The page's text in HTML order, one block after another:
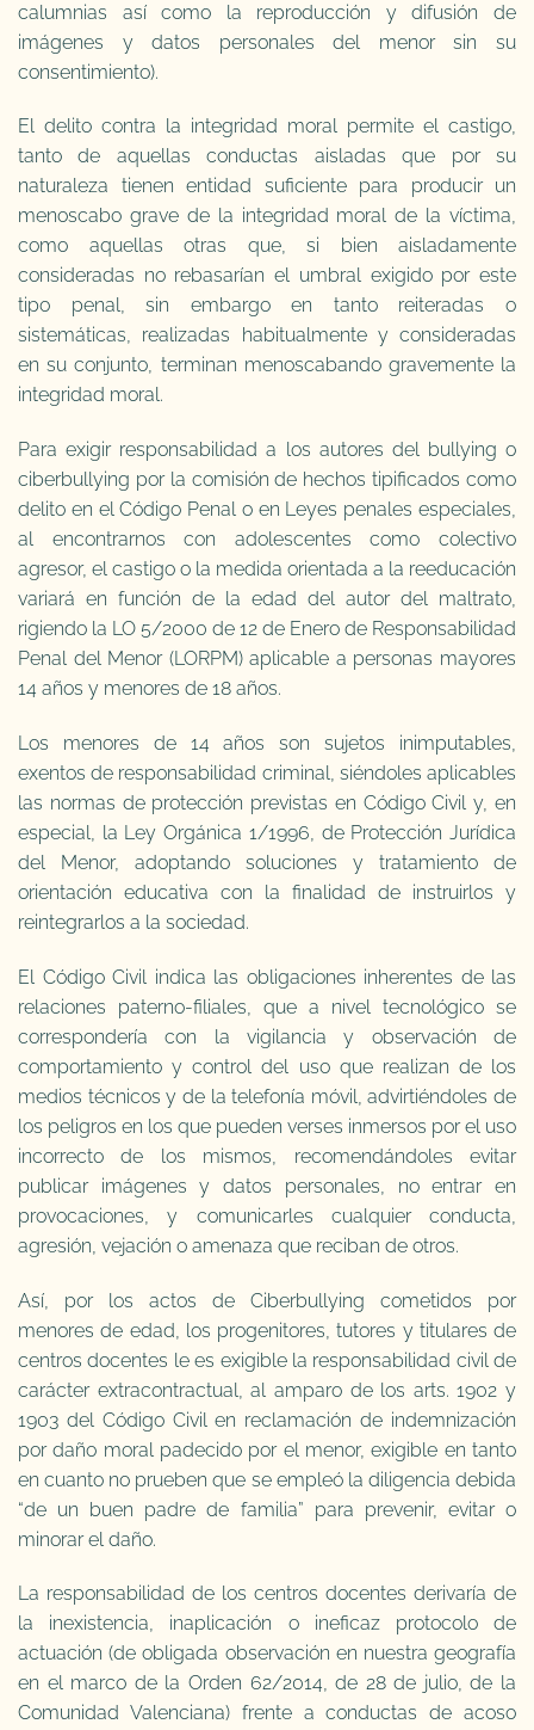
calumnias así como la reproducción y difusión de
imágenes y datos personales del menor sin su
consentimiento).
El delito contra la integridad moral permite el castigo,
tanto de aquellas conductas aisladas que por su
naturaleza tienen entidad suficiente para producir un
menoscabo grave de la integridad moral de la víctima,
como aquellas otras que, si bien aisladamente
consideradas no rebasarían el umbral exigido por este
tipo penal, sin embargo en tanto reiteradas o
sistemáticas, realizadas habitualmente y consideradas
en su conjunto, terminan menoscabando gravemente la
integridad moral.
Para exigir responsabilidad a los autores del bullying o
ciberbullying por la comisión de hechos tipificados como
delito en el Código Penal o en Leyes penales especiales,
al encontrarnos con adolescentes como colectivo
agresor, el castigo o la medida orientada a la reeducación
variará en función de la edad del autor del maltrato,
rigiendo la LO 5/2000 de 12 de Enero de Responsabilidad
Penal del Menor (LORPM) aplicable a personas mayores
14 años y menores de 18 años.
Los menores de 14 años son sujetos inimputables,
exentos de responsabilidad criminal, siéndoles aplicables
las normas de protección previstas en Código Civil y, en
especial, la Ley Orgánica 1/1996, de Protección Jurídica
del Menor, adoptando soluciones y tratamiento de
orientación educativa con la finalidad de instruirlos y
reintegrarlos a la sociedad.
El Código Civil indica las obligaciones inherentes de las
relaciones paterno-filiales, que a nivel tecnológico se
correspondería con la vigilancia y observación de
comportamiento y control del uso que realizan de los
medios técnicos y de la telefonía móvil, advirtiéndoles de
los peligros en los que pueden verses inmersos por el uso
incorrecto de los mismos, recomendándoles evitar
publicar imágenes y datos personales, no entrar en
provocaciones, y comunicarles cualquier conducta,
agresión, vejación o amenaza que reciban de otros.
Así, por los actos de Ciberbullying cometidos por
menores de edad, los progenitores, tutores y titulares de
centros docentes le es exigible la responsabilidad civil de
carácter extracontractual, al amparo de los arts. 1902 y
1903 del Código Civil en reclamación de indemnización
por daño moral padecido por el menor, exigible en tanto
en cuanto no prueben que se empleó la diligencia debida
“de un buen padre de familia” para prevenir, evitar o
minorar el daño.
La responsabilidad de los centros docentes derivaría de
la inexistencia, inaplicación o ineficaz protocolo de
actuación (de obligada observación en nuestra geografía
en el marco de la Orden 62/2014, de 28 de julio, de la
Comunidad Valenciana) frente a conductas de acoso